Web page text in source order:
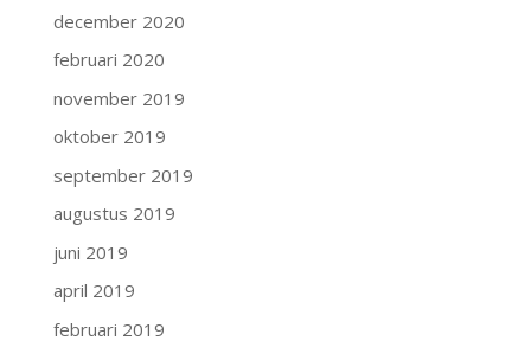
december 2020
februari 2020
november 2019
oktober 2019
september 2019
augustus 2019
juni 2019
april 2019
februari 2019